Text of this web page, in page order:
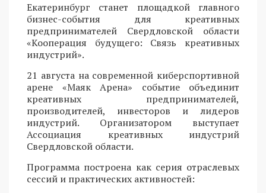
Екатеринбург станет площадкой главного
бизнес-события для креативных
предпринимателей Свердловской области
«Кооперация будущего: Связь креативных
индустрий».
21 августа на современной киберспортивной
арене «Маяк Арена» событие объединит
креативных предпринимателей,
производителей, инвесторов и лидеров
индустрий. Организатором выступает
Ассоциация креативных индустрий
Свердловской области.
Программа построена как серия отраслевых
сессий и практических активностей: